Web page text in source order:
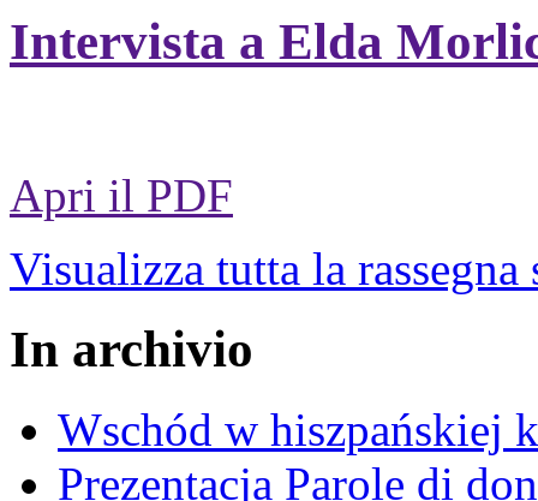
Intervista a Elda
Apri il PDF
Visualizza tutta la rassegna
In archivio
Wschód w hiszpańskiej
Prezentacja Parole di